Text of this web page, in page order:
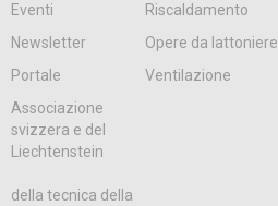
Eventi
Riscaldamento
Newsletter
Opere da lattoniere
Portale
Ventilazione
Associazione
svizzera e del
Liechtenstein
della tecnica della